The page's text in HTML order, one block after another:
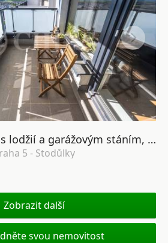
Prodej bytu 2+kk s lodžií a garážovým stáním, OV, 58m², ul. Svitákova 2818/9, Praha 5 - Stodůlky
5 - Stodůlky
Zobrazit další
svou nemovitost